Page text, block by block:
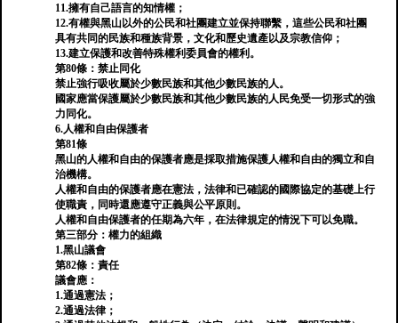
11.擁有自己語言的知情權；
12.有權與黑山以外的公民和社團建立並保持聯繫，這些公民和社團
具有共同的民族和種族背景，文化和歷史遺產以及宗教信仰；
13.建立保護和改善特殊權利委員會的權利。
第80條：禁止同化
禁止強行吸收屬於少數民族和其他少數民族的人。
國家應當保護屬於少數民族和其他少數民族的人民免受一切形式的強
力同化。
6.人權和自由保護者
第81條
黑山的人權和自由的保護者應是採取措施保護人權和自由的獨立和自
治機構。
人權和自由的保護者應在憲法，法律和已確認的國際協定的基礎上行
使職責，同時還應遵守正義與公平原則。
人權和自由保護者的任期為六年，在法律規定的情況下可以免職。
第三部分：權力的組織
1.黑山議會
第82條：責任
議會應：
1.通過憲法；
2.通過法律；